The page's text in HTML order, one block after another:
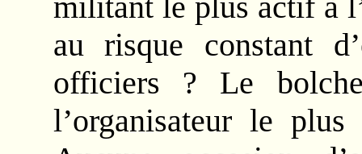
au risque constant
officiers ? Le
l’organisateur le